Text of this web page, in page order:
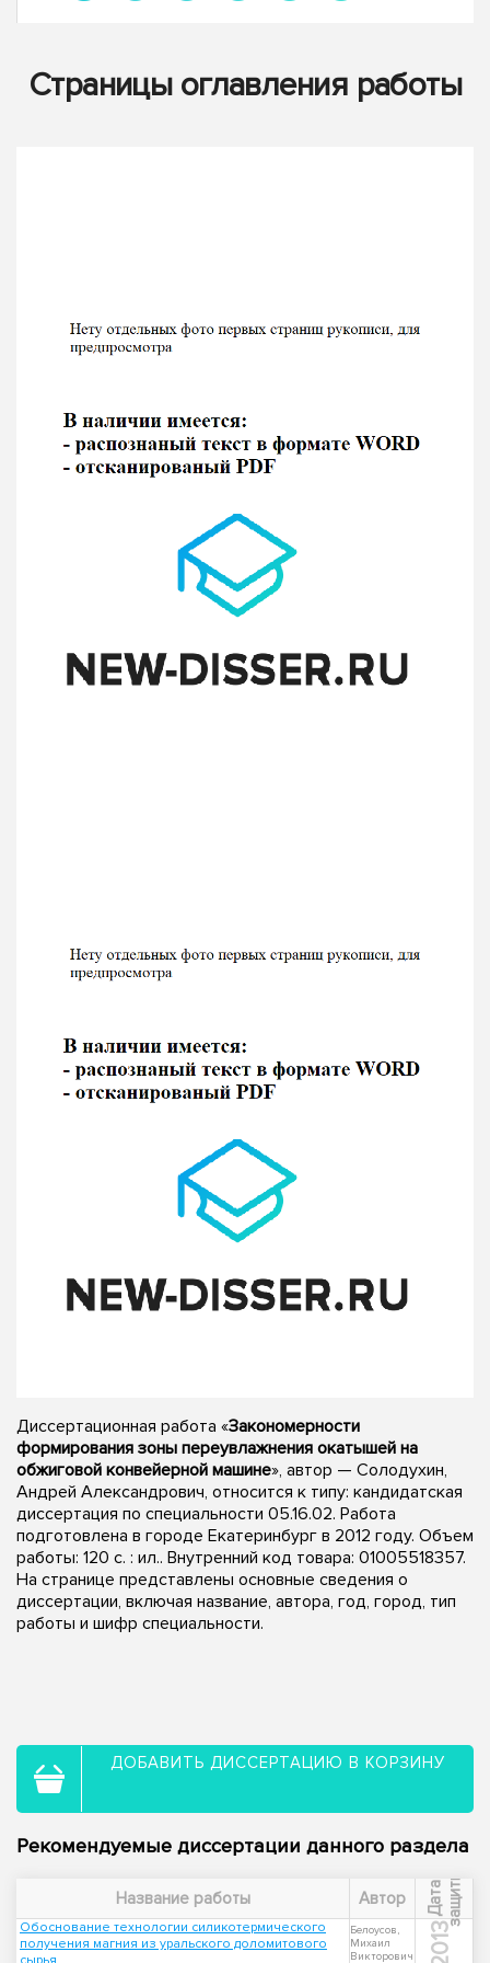
Страницы оглавления работы
Диссертационная работа «Закономерности
формирования зоны переувлажнения окатышей на
обжиговой конвейерной машине», автор — Солодухин,
Андрей Александрович, относится к типу: кандидатская
диссертация по специальности 05.16.02. Работа
подготовлена в городе Екатеринбург в 2012 году. Объем
работы: 120 с. : ил.. Внутренний код товара: 01005518357.
На странице представлены основные сведения о
диссертации, включая название, автора, год, город, тип
работы и шифр специальности.
ДОБАВИТЬ ДИССЕРТАЦИЮ В КОРЗИНУ
Рекомендуемые диссертации данного раздела
Название работы Автор Д
а
т
а
з
а
щ
и
т ы
Обоснование технологии силикотермического
получения магния из уральского доломитового
Белоусов,
Михаил
Викторович
2013